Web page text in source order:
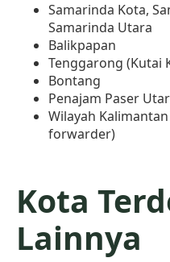
Samarinda Kota,
Samarinda Utara
Balikpapan
Tenggarong (Kutai
Bontang
Penajam Paser
Wilayah
forwarder)
Kota
Lainnya